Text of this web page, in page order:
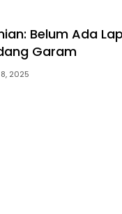
Belum Ada
Garam
2025